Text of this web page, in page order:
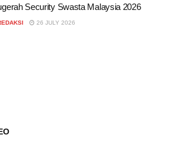
Security Swasta Malaysia 2026
26 JULY 2026